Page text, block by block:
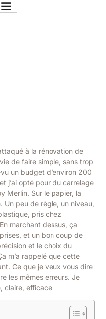
à la rénovation de
de faire simple, sans trop
un budget d’environ 200
j’ai opté pour du carrelage
Merlin. Sur le papier, la
Un peu de règle, un niveau,
pris chez
marchant dessus, ça
et un bon coup de
et le choix du
m’a rappelé que cette
Ce que je veux vous dire
les mêmes erreurs. Je
claire, efficace.